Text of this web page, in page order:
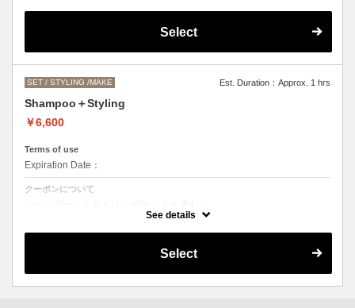
い。
（早朝料金として、一時間ごとに＋2000円になります。）
Select
SET / STYLING /MAKE Est. Duration：Approx. 1 hrs
Shampoo＋Styling
￥6,600
Terms of use
Expiration Date：
クーポンについて
スタイリングの内容によってはお値段前後します。
See details
Select